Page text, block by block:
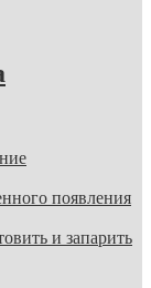
появления
и запарить